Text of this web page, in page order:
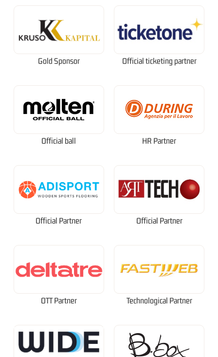
Gold Sponsor Official ticketing partner
Official ball HR Partner
Official Partner Official Partner
OTT Partner Technological Partner